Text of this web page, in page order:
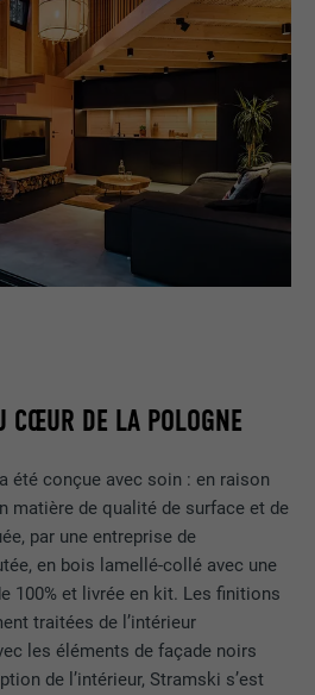
CŒUR DE LA POLOGNE
été conçue avec soin : en raison
matière de qualité de surface et de
par une entreprise de
en bois lamellé-collé avec une
100% et livrée en kit. Les finitions
traitées de l’intérieur
les éléments de façade noirs
de l’intérieur, Stramski s’est